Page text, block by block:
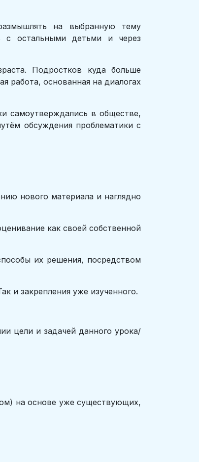
на выбранную тему
с остальными детьми и через
Подростков куда больше
работа, основанная на диалогах
самоутверждались в обществе,
обсуждения проблематики с
нового материала и наглядно
как своей собственной
их решения, посредством
и закрепления уже изученного.
и задачей данного урока/
на основе уже существующих,